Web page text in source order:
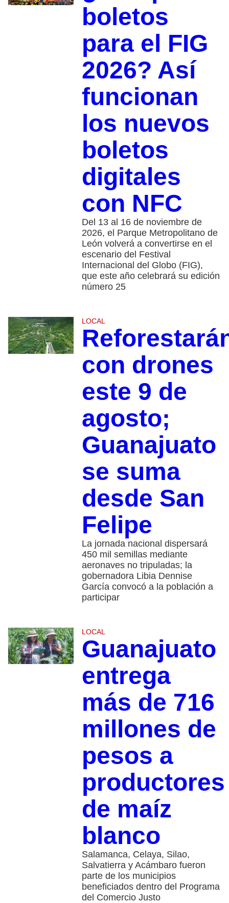
boletos
para el FIG
2026? Así
funcionan
los nuevos
boletos
digitales
con NFC
Del 13 al 16 de noviembre de
2026, el Parque Metropolitano de
León volverá a convertirse en el
escenario del Festival
Internacional del Globo (FIG),
que este año celebrará su edición
número 25
LOCAL
con drones
este 9 de
agosto;
Guanajuato
se suma
desde San
Felipe
La jornada nacional dispersará
450 mil semillas mediante
aeronaves no tripuladas; la
gobernadora Libia Dennise
García convocó a la población a
participar
LOCAL
Guanajuato
entrega
más de 716
millones de
pesos a
productores
de maíz
blanco
Salamanca, Celaya, Silao,
Salvatierra y Acámbaro fueron
parte de los municipios
beneficiados dentro del Programa
del Comercio Justo